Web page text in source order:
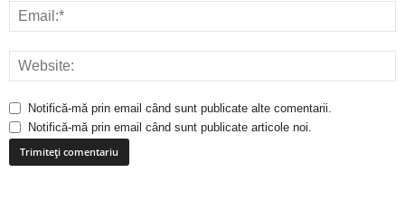
Notifică-mă prin email când sunt publicate alte comentarii.
Notifică-mă prin email când sunt publicate articole noi.